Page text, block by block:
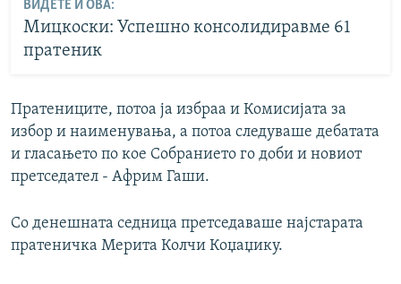
ВИДЕТЕ И ОВА:
Мицкоски: Успешно консолидиравме 61
пратеник
Пратениците, потоа ја избраа и Комисијата за
избор и наименувања, а потоа следуваше дебатата
и гласањето по кое Собранието го доби и новиот
претседател - Африм Гаши.
Со денешната седница претседаваше најстарата
пратеничка Мерита Колчи Коџаџику.